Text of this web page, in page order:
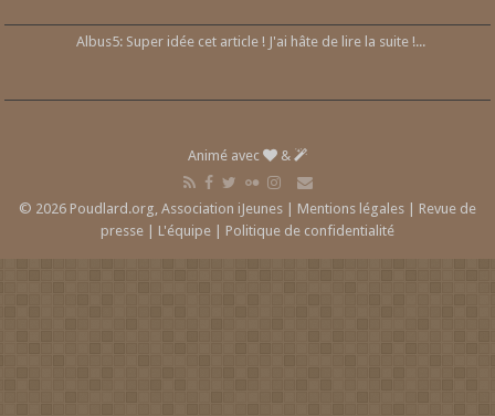
Albus5: Super idée cet article ! J'ai hâte de lire la suite !...
Animé avec &
© 2026 Poudlard.org, Association iJeunes | Mentions légales | Revue de
presse | L'équipe | Politique de confidentialité